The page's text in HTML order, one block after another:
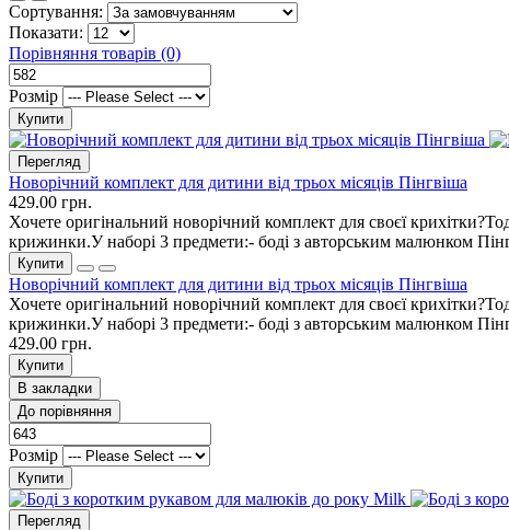
Сортування:
Показати:
Порівняння товарів (0)
Розмір
Купити
Перегляд
Новорічний комплект для дитини від трьох місяців Пінгвіша
429.00 грн.
Хочете оригінальний новорічний комплект для своєї
крижинки.У наборі 3 предмети:- боді з авторським малюнком
Купити
Новорічний комплект для дитини від трьох місяців Пінгвіша
Хочете оригінальний новорічний комплект для своєї
крижинки.У наборі 3 предмети:- боді з авторським малюнком
429.00 грн.
Купити
В закладки
До порівняння
Розмір
Купити
Перегляд